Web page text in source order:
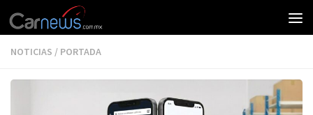
NOTICIAS / PORTADA